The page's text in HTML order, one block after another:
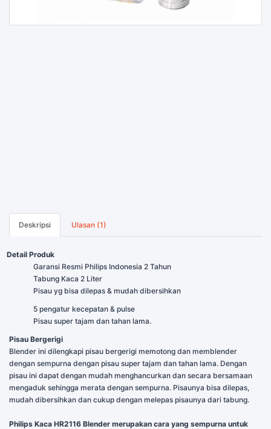
Deskripsi Ulasan (1)
Detail Produk
Garansi Resmi Philips Indonesia 2 Tahun
Tabung Kaca 2 Liter
Pisau yg bisa dilepas & mudah dibersihkan
5 pengatur kecepatan & pulse
Pisau super tajam dan tahan lama.
Pisau Bergerigi
Blender ini dilengkapi pisau bergerigi memotong dan memblender
dengan sempurna dengan pisau super tajam dan tahan lama. Dengan
pisau ini dapat dengan mudah menghancurkan dan secara bersamaan
mengaduk sehingga merata dengan sempurna. Pisaunya bisa dilepas,
mudah dibersihkan dan cukup dengan melepas pisaunya dari tabung.
Philips Kaca HR2116 Blender merupakan cara yang sempurna untuk